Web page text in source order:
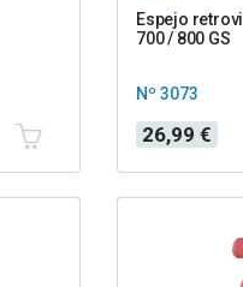
Espejo
700 / 800 GS
Nº 3073
Precio
26,99 €